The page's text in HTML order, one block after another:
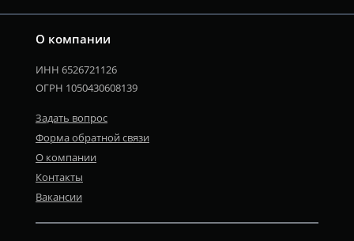
О компании
ИНН 6526721126
ОГРН 1050430608139
Задать вопрос
Форма обратной связи
О компании
Контакты
Вакансии